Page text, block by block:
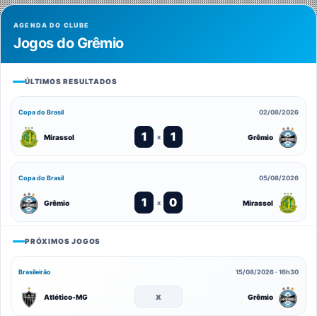
AGENDA DO CLUBE
Jogos do Grêmio
ÚLTIMOS RESULTADOS
Copa do Brasil 02/08/2026
Mirassol 1 x 1 Grêmio
Copa do Brasil 05/08/2026
Grêmio 1 x 0 Mirassol
PRÓXIMOS JOGOS
Brasileirão 15/08/2026 · 16h30
Atlético-MG x Grêmio